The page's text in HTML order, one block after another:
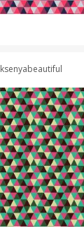
ksenyabeautiful